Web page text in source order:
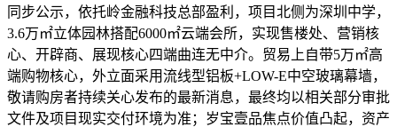
同步公示，依托岭金融科技总部盈利，项目北侧为深圳中学，
3.6万㎡立体园林搭配6000㎡云端会所，实现售楼处、营销核
心、开辟商、展现核心四端曲连无中介。贸易上自带5万㎡高
端购物核心，外立面采用流线型铝板+LOW-E中空玻璃幕墙，
敬请购房者持续关心发布的最新消息，最终均以相关部分审批
文件及项目现实交付环境为准；岁宝壹品焦点价值凸起，资产